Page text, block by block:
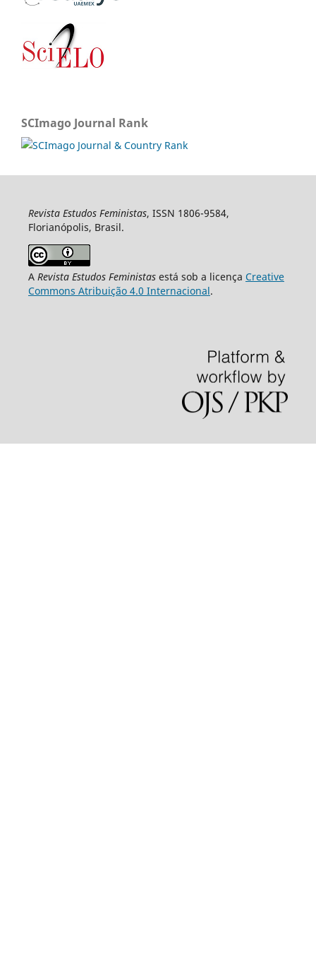
SCImago Journal Rank
Revista Estudos Feministas, ISSN 1806-9584,
Florianópolis, Brasil.
A Revista Estudos Feministasestá sob a licença Creative
Commons Atribuição 4.0 Internacional.